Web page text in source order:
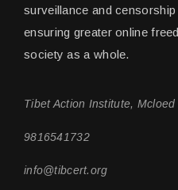
surveillance and
ensuring greater online
society as a whole.
Tibet Action Institute, Mcloed
9816541732
info@tibcert.org